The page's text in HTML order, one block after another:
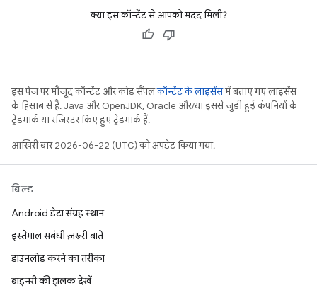
क्या इस कॉन्टेंट से आपको मदद मिली?
इस पेज पर मौजूद कॉन्टेंट और कोड सैंपलकॉन्टेंट के लाइसेंसमें बताए गए लाइसेंस
के हिसाब से हैं. Java और OpenJDK, Oracle और/या इससे जुड़ी हुई कंपनियों के
ट्रेडमार्क या रजिस्टर किए हुए ट्रेडमार्क हैं.
आखिरी बार 2026-06-22 (UTC) को अपडेट किया गया.
बिल्ड
Android डेटा संग्रह स्थान
इस्तेमाल संबंधी ज़रूरी बातें
डाउनलोड करने का तरीका
बाइनरी की झलक देखें